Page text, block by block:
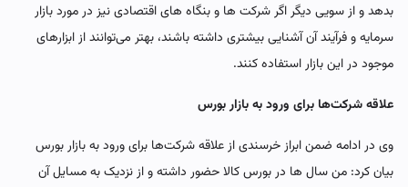
بدهد و از سویی دیگر اگر شرکت ها و بنگاه های اقتصادی نیز در مورد بازار
سرمایه و فرآیند آن آشنایی بیشتری داشته باشند، بهتر می‌توانند از ابزارهای
موجود در این بازار استفاده کنند.
علاقه شرکت‌ها برای ورود به بازار بورس
وی در ادامه ضمن ابراز خرسندی از علاقه شرکت‌ها برای ورود به بازار بورس
بیان کرد: من سال ها در بورس کالا حضور داشته و از نزدیک به مسایل آن